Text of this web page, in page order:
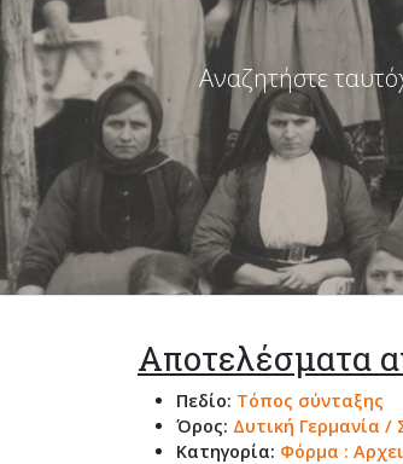
Αναζητήστε
Αποτελέσματα
Πεδίο: Τόπος σύνταξης
Όρος: Δυτική Γερμανία /
Κατηγορία: Φόρμα :